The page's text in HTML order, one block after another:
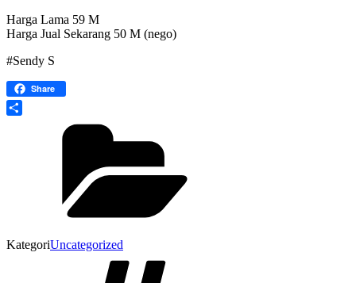
Harga Lama 59 M
Harga Jual Sekarang 50 M (nego)
#Sendy S
Share
KategoriUncategorized